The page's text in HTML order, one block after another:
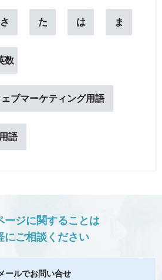
さ た は ま
数
ェブマーケティング用語
語
ージに関することは
にご相談ください
ールでお問い合せ